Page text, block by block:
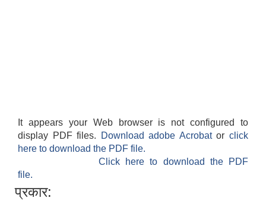
It appears your Web browser is not configured to
display PDF files.
Download adobe Acrobatorclick
here to download the PDF file.
Click here to download the PDF
file.
प्रकार: